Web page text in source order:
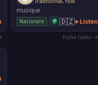
musique
Nationale 🌍 🇩🇿 Listen
Fiche radio →